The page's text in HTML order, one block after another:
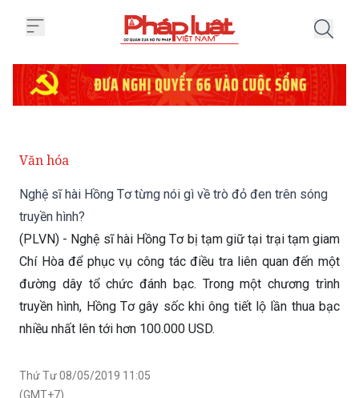
Nghệ sĩ hài Hồng Tơ từng nói gì về trò đỏ đen trên sóng
(PLVN) - Nghệ sĩ hài Hồng Tơ bị tạm giữ tại trại tạm giam
Chí Hòa để phục vụ công tác điều tra liên quan đến một
đường dây tổ chức đánh bạc. Trong một chương trình
truyền hình, Hồng Tơ gây sốc khi ông tiết lộ lần thua bạc
nhiều nhất lên tới hơn 100.000 USD.
Thứ Tư 08/05/2019 11:05